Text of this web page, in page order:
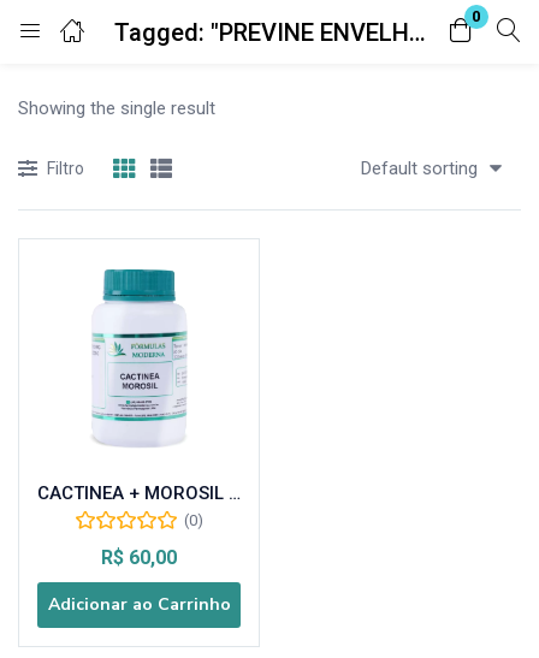
Tagged: "PREVINE ENVELHECIMENTO."
0
Entrar Registro
Showing the single result
Filtro Default sorting
CACTINEA + MOROSIL 30 DOSES 60 CÁPSULAS
(0)
R$ 60,00
Adicionar ao Carrinho